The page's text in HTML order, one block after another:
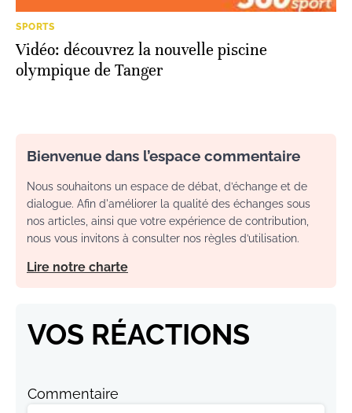
SPORTS
Vidéo: découvrez la nouvelle piscine
olympique de Tanger
Bienvenue dans l’espace commentaire
Nous souhaitons un espace de débat, d’échange et de
dialogue. Afin d'améliorer la qualité des échanges sous
nos articles, ainsi que votre expérience de contribution,
nous vous invitons à consulter nos règles d’utilisation.
Lire notre charte
VOS RÉACTIONS
Commentaire